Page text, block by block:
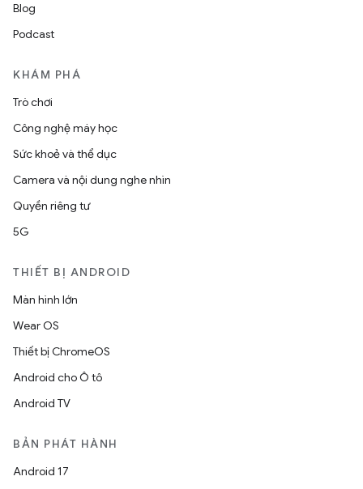
Blog
Podcast
KHÁM PHÁ
Trò chơi
Công nghệ máy học
Sức khoẻ và thể dục
Camera và nội dung nghe nhìn
Quyền riêng tư
5G
THIẾT BỊ ANDROID
Màn hình lớn
Wear OS
Thiết bị ChromeOS
Android cho Ô tô
Android TV
BẢN PHÁT HÀNH
Android 17